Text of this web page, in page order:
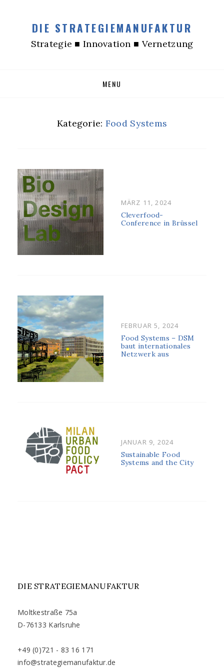
DIE STRATEGIEMANUFAKTUR
Strategie ■ Innovation ■ Vernetzung
MENU
Kategorie: Food Systems
POSTED
ON
MÄRZ 11, 2024
Cleverfood-
Conference in Brüssel
POSTED
ON
FEBRUAR 5, 2024
Food Systems – DSM
baut internationales
Netzwerk aus
POSTED
ON
JANUAR 9, 2024
Sustainable Food
Systems and the City
DIE STRATEGIEMANUFAKTUR
Moltkestraße 75a
D-76133 Karlsruhe
+49 (0)721 - 83 16 171
info@strategiemanufaktur.de